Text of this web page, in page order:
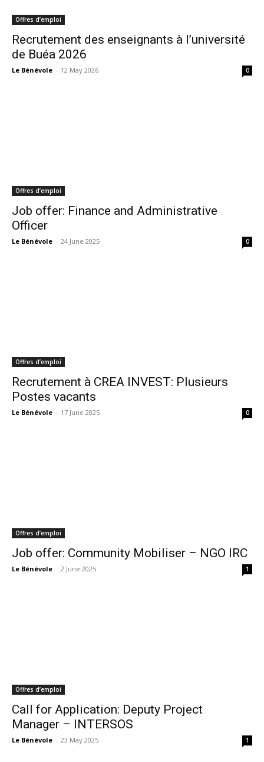
Offres d’emploi
Recrutement des enseignants à l’université
de Buéa 2026
Le Bénévole - 12 May 2026 0
Offres d’emploi
Job offer: Finance and Administrative
Officer
Le Bénévole - 24 June 2025 0
Offres d’emploi
Recrutement à CREA INVEST: Plusieurs
Postes vacants
Le Bénévole - 17 June 2025 0
Offres d’emploi
Job offer: Community Mobiliser – NGO IRC
Le Bénévole - 2 June 2025 1
Offres d’emploi
Call for Application: Deputy Project
Manager – INTERSOS
Le Bénévole - 23 May 2025 1